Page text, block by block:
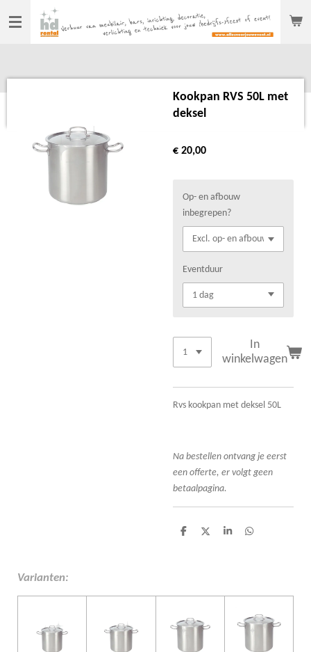
Ga
direct
hoofdinhoud
Kookpan RVS 50L met
deksel
€ 20,00
Op- en afbouw
inbegrepen?
Eventduur
In
winkelwagen
Rvs kookpan met deksel 50L
Na bestellen ontvang je eerst
een offerte, er volgt geen
betaalpagina.
D
D
S
D
Varianten: